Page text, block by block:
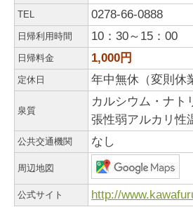
TEL 0278-66-0888
日帰利用時間 10：30～15：00
日帰料金 1,000円
定休日 年中無休（変則休
泉質
カルシウム・ナト
張性弱アルカリ性
公共交通機関 なし
周辺地図
公式サイト http://